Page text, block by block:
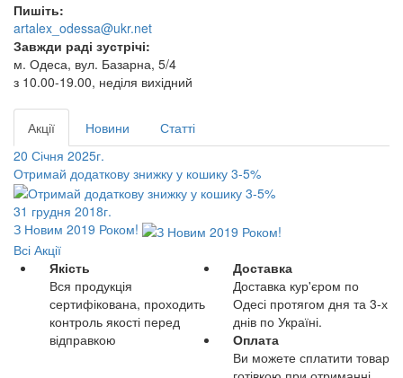
Пишіть:
artalex_odessa@ukr.net
Завжди раді зустрічі:
м. Одеса, вул. Базарна, 5/4
з 10.00-19.00, неділя вихідний
Акції Новини
Статті
20 Січня 2025г.
Отримай додаткову знижку у кошику 3-5%
31 грудня 2018г.
З Новим 2019 Роком!
Всі Акції
Якість
Вся продукція
сертифікована, проходить
контроль якості перед
відправкою
Доставка
Доставка кур'єром по
Одесі протягом дня та 3-х
днів по Україні.
Оплата
Ви можете сплатити товар